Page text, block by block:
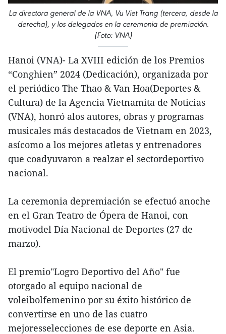
La directora general de la VNA, Vu Viet Trang (tercera, desde la
derecha), y los delegados en la ceremonia de premiación.
(Foto: VNA)
Hanoi (VNA)- La XVIII edición de los Premios
“Conghien” 2024 (Dedicación), organizada por
el periódico The Thao & Van Hoa(Deportes &
Cultura) de la Agencia Vietnamita de Noticias
(VNA), honró alos autores, obras y programas
musicales más destacados de Vietnam en 2023,
asícomo a los mejores atletas y entrenadores
que coadyuvaron a realzar el sectordeportivo
nacional.
La ceremonia depremiación se efectuó anoche
en el Gran Teatro de Ópera de Hanoi, con
motivodel Día Nacional de Deportes (27 de
marzo).
El premio"Logro Deportivo del Año" fue
otorgado al equipo nacional de
voleibolfemenino por su éxito histórico de
convertirse en uno de las cuatro
mejoresselecciones de ese deporte en Asia.